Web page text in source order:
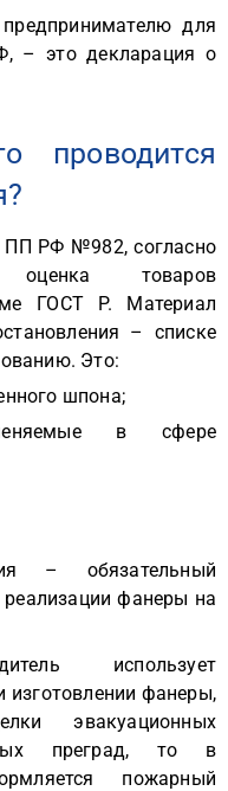
для
– это декларация о
проводится
ПП РФ №982, согласно
оценка товаров
ГОСТ Р. Материал
– списке
Это:
шпона;
в сфере
– обязательный
фанеры на
использует
изготовлении фанеры,
эвакуационных
преград, то в
пожарный